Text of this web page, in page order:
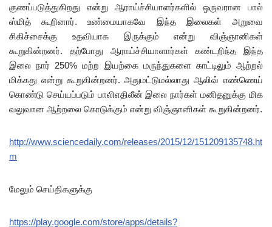
குணப்படுத்துகிறது என்று ஆராய்ச்சியாளர்களில் ஒருவரான பால்
ஸ்மித் கூறினார். உண்மையாகவே இந்த இலைகள் அறுவை
சிகிச்சைக்கு உதவியாக இருக்கும் என்று விஞ்ஞானிகள்
கூறுகின்றனர். தற்போது ஆராய்ச்சியாளார்கள் கண்டறிந்த இந்த
இலை நார் 250% மற்ற இயற்கை மருந்துகளை காட்டிலும் ஆற்றல்
மிக்கது என்று கூறுகின்றனர். அதுமட்டுமல்லாது ஆலிவ் எண்ணெய்
கொண்டு செய்யப்படும் பாலிஎதிலீன் இலை நார்கள் மனிதனுக்கு மிக
வலுவான ஆற்றலை கொடுக்கும் என்று விஞ்ஞானிகள் கூறுகின்றனர்.
http://www.sciencedaily.com/releases/2015/12/151209135748.ht
m
மேலும் செய்திகளுக்கு
https://play.google.com/store/apps/details?